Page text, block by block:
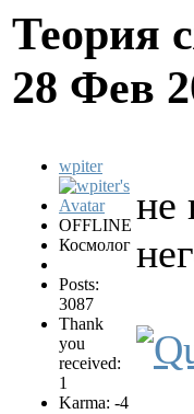
Теория
28 Фев
wpiter
OFFLINE
Космолог
Posts:
3087
Thank
you
received:
1
Karma: -4
не